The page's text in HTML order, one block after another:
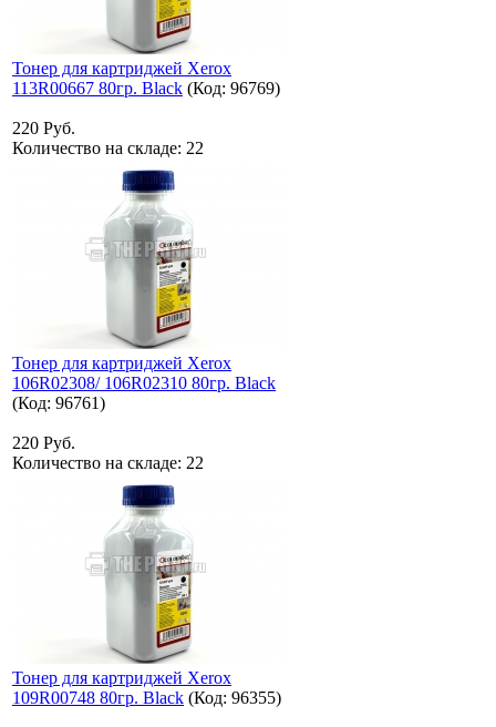
Тонер для картриджей Xerox
113R00667 80гр. Black (Код: 96769)
220 Руб.
Количество на складе: 22
Тонер для картриджей Xerox
106R02308/ 106R02310 80гр. Black
(Код: 96761)
220 Руб.
Количество на складе: 22
Тонер для картриджей Xerox
109R00748 80гр. Black (Код: 96355)